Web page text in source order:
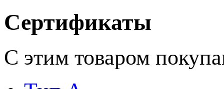
Сертификаты
С этим товаром